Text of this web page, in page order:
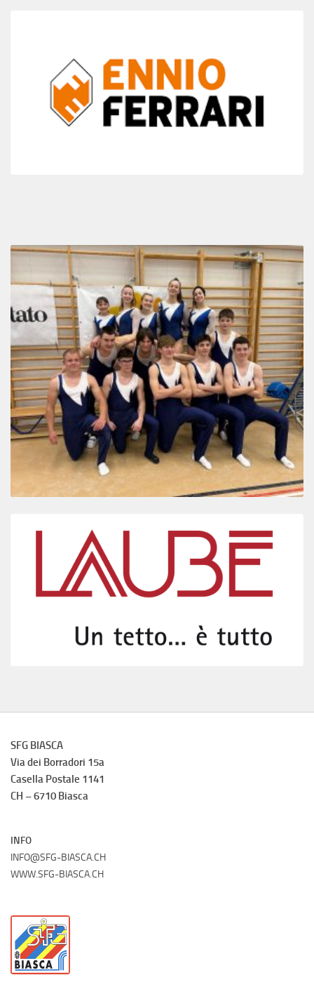
SFG BIASCA
Via dei Borradori 15a
Casella Postale 1141
CH – 6710 Biasca
INFO
INFO@SFG-BIASCA.CH
WWW.SFG-BIASCA.CH